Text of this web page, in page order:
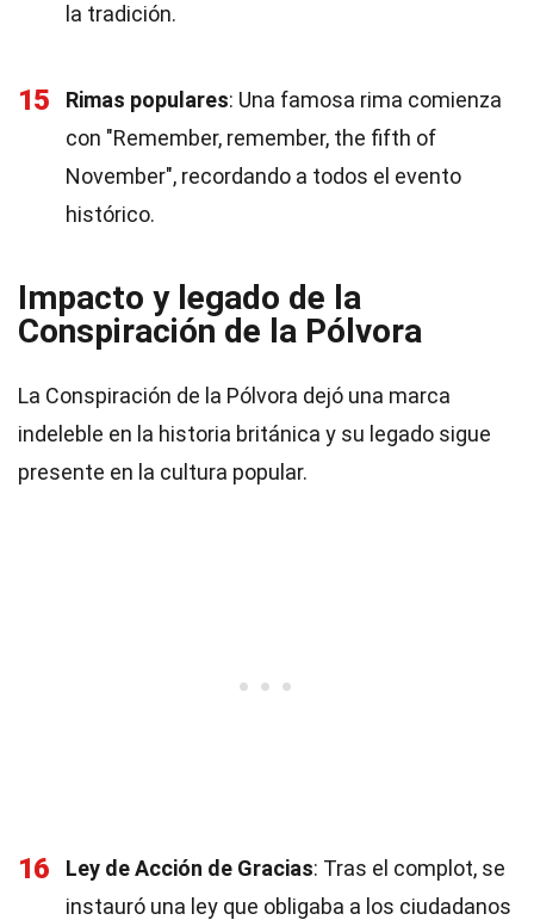
la tradición.
15 Rimas populares: Una famosa rima comienza
con "Remember, remember, the fifth of
November", recordando a todos el evento
histórico.
Impacto y legado de la
Conspiración de la Pólvora
La Conspiración de la Pólvora dejó una marca
indeleble en la historia británica y su legado sigue
presente en la cultura popular.
16 Ley de Acción de Gracias: Tras el complot, se
instauró una ley que obligaba a los ciudadanos